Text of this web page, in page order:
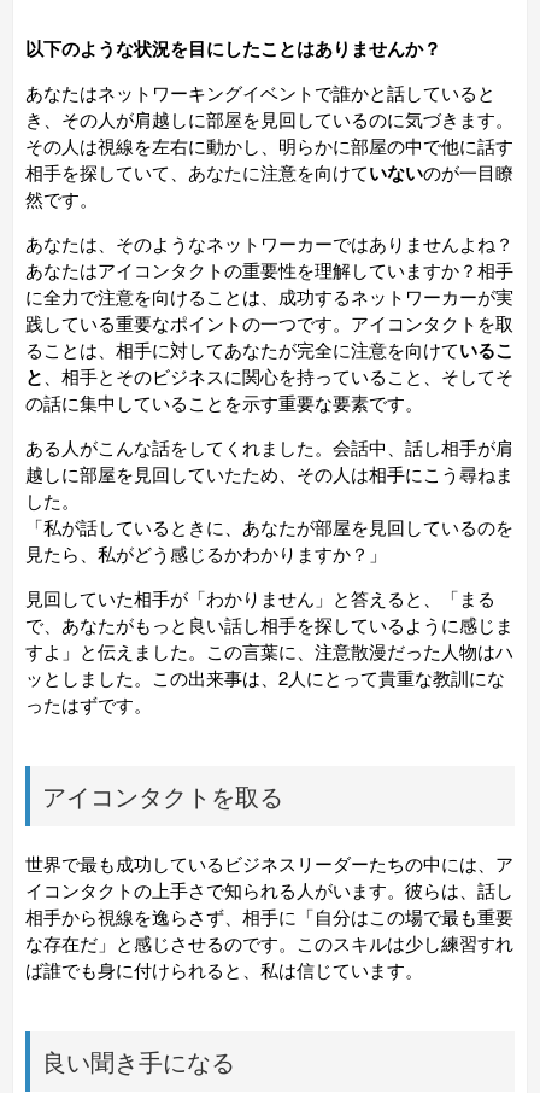
以下のような状況を目にしたことはありませんか？
あなたはネットワーキングイベントで誰かと話していると
き、その人が肩越しに部屋を見回しているのに気づきます。
その人は視線を左右に動かし、明らかに部屋の中で他に話す
相手を探していて、あなたに注意を向けていないのが一目瞭
然です。
あなたは、そのようなネットワーカーではありませんよね？
あなたはアイコンタクトの重要性を理解していますか？相手
に全力で注意を向けることは、成功するネットワーカーが実
践している重要なポイントの一つです。アイコンタクトを取
ることは、相手に対してあなたが完全に注意を向けているこ
と 、相手とそのビジネスに関心を持っていること、そしてそ
の話に集中していることを示す重要な要素です。
ある人がこんな話をしてくれました。会話中、話し相手が肩
越しに部屋を見回していたため、その人は相手にこう尋ねま
した。
「私が話しているときに、あなたが部屋を見回しているのを
見たら、私がどう感じるかわかりますか？」
見回していた相手が「わかりません」と答えると、「まる
で、あなたがもっと良い話し相手を探しているように感じま
すよ」と伝えました。この言葉に、注意散漫だった人物はハ
ッとしました。この出来事は、2人にとって貴重な教訓にな
ったはずです。
アイコンタクトを取る
世界で最も成功しているビジネスリーダーたちの中には、ア
イコンタクトの上手さで知られる人がいます。彼らは、話し
相手から視線を逸らさず、相手に「自分はこの場で最も重要
な存在だ」と感じさせるのです。このスキルは少し練習すれ
ば誰でも身に付けられると、私は信じています。
良い聞き手になる